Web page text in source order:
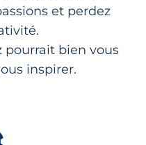
et perdez
pourrait bien vous
inspirer.